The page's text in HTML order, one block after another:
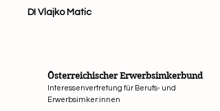
DI Vlajko Matic
Österreichischer Erwerbsimkerbund
Interessenvertretung für Berufs- und
Erwerbsimker:innen